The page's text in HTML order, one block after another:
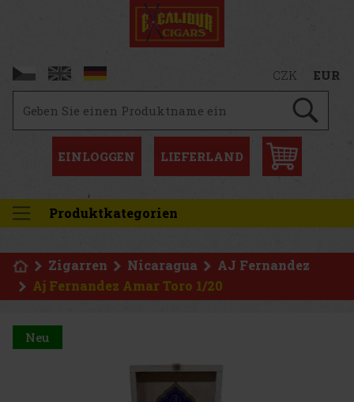
CZK EUR
EINLOGGEN LIEFERLAND
Produktkategorien
Zigarren Nicaragua
AJ Fernandez
Aj Fernandez Amar Toro 1/20
Neu